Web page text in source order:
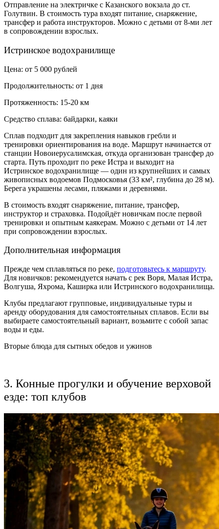
Отправление на электричке с Казанского вокзала до ст.
Голутвин. В стоимость тура входят питание, снаряжение,
трансфер и работа инструкторов. Можно с детьми от 8-ми лет
в сопровождении взрослых.
Истринское водохранилище
Цена: от 5 000 рублей
Продолжительность: от 1 дня
Протяженность: 15-20 км
Средство сплава: байдарки, каяки
Сплав подходит для закрепления навыков гребли и
тренировки ориентирования на воде. Маршрут начинается от
станции Новоиерусалимская, откуда организован трансфер до
старта. Путь проходит по реке Истра и выходит на
Истринское водохранилище — один из крупнейших и самых
живописных водоемов Подмосковья (33 км², глубина до 28 м).
Берега украшены лесами, пляжами и деревнями.
В стоимость входят снаряжение, питание, трансфер,
инструктор и страховка. Подойдёт новичкам после первой
тренировки и опытным каякерам. Можно с детьми от 14 лет
при сопровождении взрослых.
Дополнительная информация
Прежде чем сплавляться по реке, подготовьтесь к маршруту.
Для новичков: рекомендуется начать с рек Воря, Малая Истра,
Волгуша, Яхрома, Каширка или Истринского водохранилища.
Клубы предлагают групповые, индивидуальные туры и
аренду оборудования для самостоятельных сплавов. Если вы
выбираете самостоятельный вариант, возьмите с собой запас
воды и еды.
Вторые блюда для сытных обедов и ужинов
3. Конные прогулки и обучение верховой
езде: топ клубов